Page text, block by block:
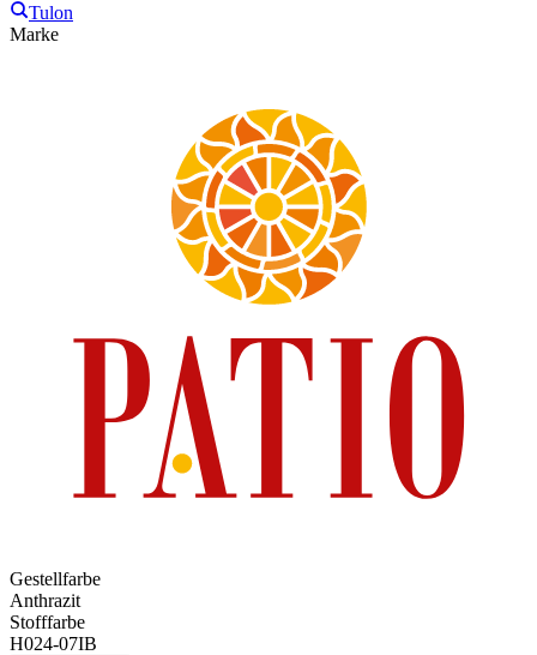
Tulon
Marke
Gestellfarbe
Anthrazit
Stofffarbe
H024-07IB